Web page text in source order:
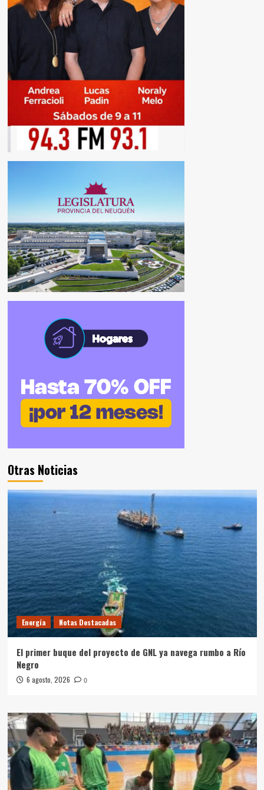
Otras Noticias
Energía Notas Destacadas
El primer buque del proyecto de GNL ya navega rumbo a Río
Negro
6 agosto, 2026 0